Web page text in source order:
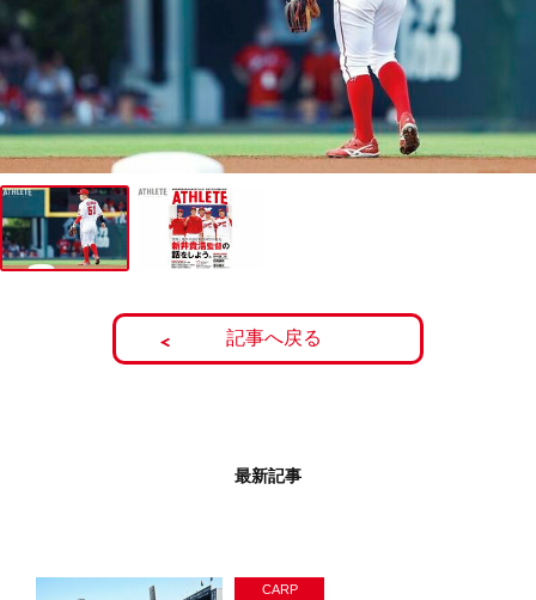
記事へ戻る
最新記事
CARP